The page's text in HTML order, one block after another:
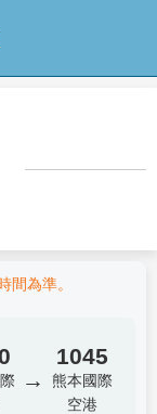
間為準。
→
1045
熊本國際
空港